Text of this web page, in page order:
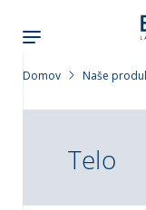
hlavný
obsah
Domov Naše
Telo